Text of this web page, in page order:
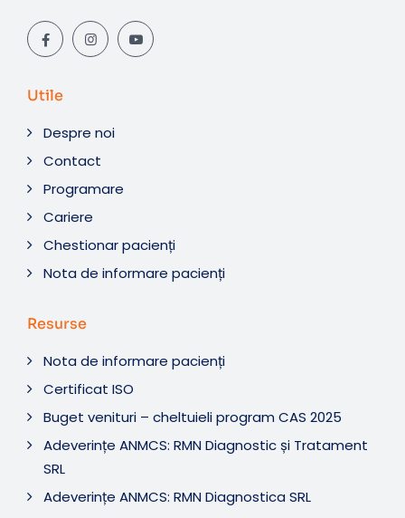
Utile
Despre noi
Contact
Programare
Cariere
Chestionar pacienți
Nota de informare pacienți
Resurse
Nota de informare pacienți
Certificat ISO
Buget venituri – cheltuieli program CAS 2025
Adeverințe ANMCS: RMN Diagnostic și Tratament
SRL
Adeverințe ANMCS: RMN Diagnostica SRL